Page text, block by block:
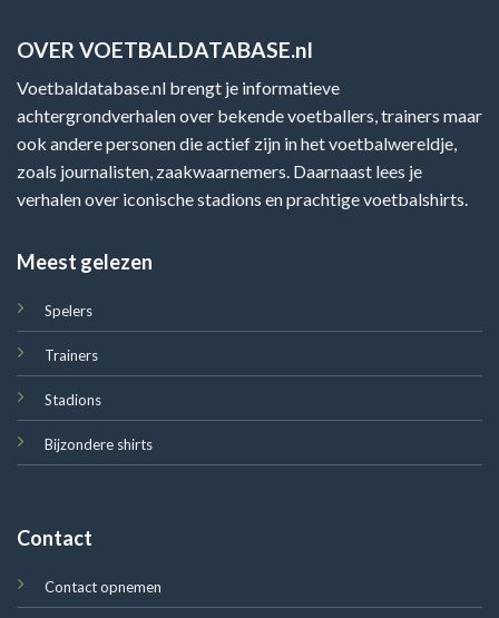
OVER VOETBALDATABASE.nl
Voetbaldatabase.nl brengt je informatieve
achtergrondverhalen over bekende voetballers, trainers maar
ook andere personen die actief zijn in het voetbalwereldje,
zoals journalisten, zaakwaarnemers. Daarnaast lees je
verhalen over iconische stadions en prachtige voetbalshirts.
Meest gelezen
Spelers
Trainers
Stadions
Bijzondere shirts
Contact
Contact opnemen